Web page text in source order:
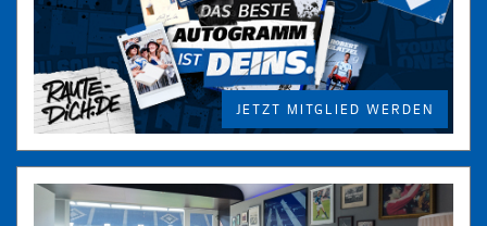
JETZT MITGLIED WERDEN